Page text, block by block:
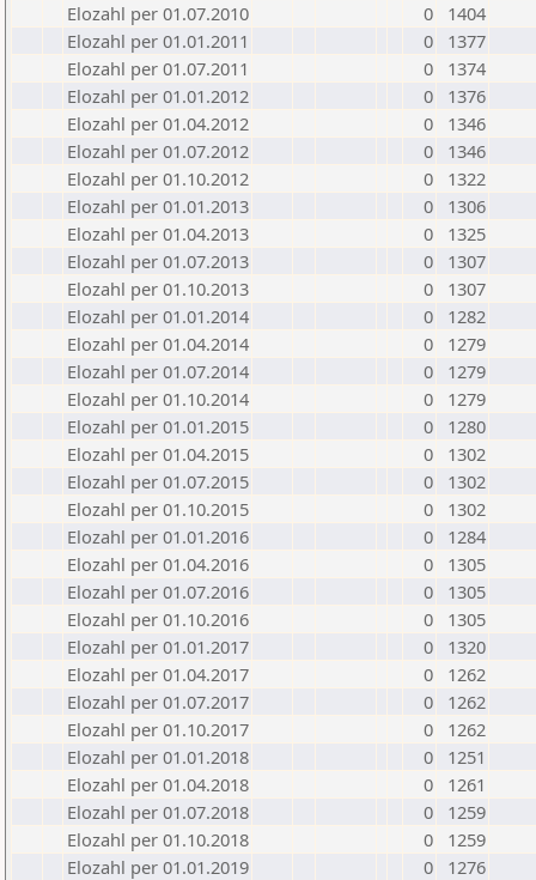
Elozahl per 01.07.2010
0
1404
Elozahl per 01.01.2011
0
1377
Elozahl per 01.07.2011
0
1374
Elozahl per 01.01.2012
0
1376
Elozahl per 01.04.2012
0
1346
Elozahl per 01.07.2012
0
1346
Elozahl per 01.10.2012
0
1322
Elozahl per 01.01.2013
0
1306
Elozahl per 01.04.2013
0
1325
Elozahl per 01.07.2013
0
1307
Elozahl per 01.10.2013
0
1307
Elozahl per 01.01.2014
0
1282
Elozahl per 01.04.2014
0
1279
Elozahl per 01.07.2014
0
1279
Elozahl per 01.10.2014
0
1279
Elozahl per 01.01.2015
0
1280
Elozahl per 01.04.2015
0
1302
Elozahl per 01.07.2015
0
1302
Elozahl per 01.10.2015
0
1302
Elozahl per 01.01.2016
0
1284
Elozahl per 01.04.2016
0
1305
Elozahl per 01.07.2016
0
1305
Elozahl per 01.10.2016
0
1305
Elozahl per 01.01.2017
0
1320
Elozahl per 01.04.2017
0
1262
Elozahl per 01.07.2017
0
1262
Elozahl per 01.10.2017
0
1262
Elozahl per 01.01.2018
0
1251
Elozahl per 01.04.2018
0
1261
Elozahl per 01.07.2018
0
1259
Elozahl per 01.10.2018
0
1259
Elozahl per 01.01.2019
0
1276